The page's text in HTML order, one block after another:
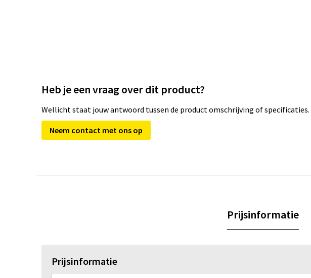
Heb je een vraag over dit product?
Wellicht staat jouw antwoord tussen de product omschrijving of
Neem contact met ons op
Prijsinformatie
Prijsinformatie